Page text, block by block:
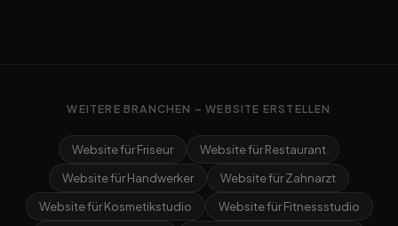
WEITERE BRANCHEN – WEBSITE ERSTELLEN
Website für Friseur
Website für Restaurant
Website für Handwerker
Website für Zahnarzt
Website für Kosmetikstudio
Website für Fitnessstudio